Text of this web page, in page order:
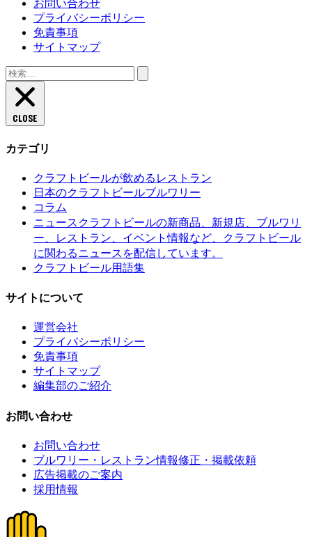
お問い合わせ
プライバシーポリシー
免責事項
サイトマップ
検
索:
CLOSE
カテゴリ
クラフトビールが飲めるレストラン
日本のクラフトビールブルワリー
コラム
ニュース クラフトビールの新商品、新規店、ブルワリ
ー、レストラン、イベント情報など、クラフトビール
に関わるニュースを配信しています。
クラフトビール用語集
サイトについて
運営会社
プライバシーポリシー
免責事項
サイトマップ
編集部のご紹介
お問い合わせ
お問い合わせ
ブルワリー・レストラン情報修正・掲載依頼
広告掲載のご案内
採用情報